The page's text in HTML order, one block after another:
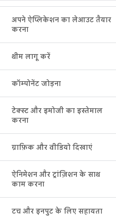
अपने ऐप्लिकेशन का लेआउट तैयार
करना
थीम लागू करें
कॉम्पोनेंट जोड़ना
टेक्स्ट और इमोजी का इस्तेमाल
करना
ग्राफ़िक और वीडियो दिखाएं
ऐनिमेशन और ट्रांज़िशन के साथ
काम करना
टच और इनपुट के लिए सहायता